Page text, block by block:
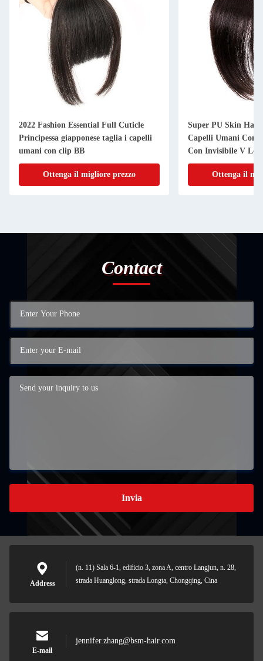
2022 Fashion Essential Full Cuticle
Principessa giapponese taglia i capelli
umani con clip BB
Ottenga il migliore prezzo
Super PU Skin Hair
Capelli Umani Con
Con Invisibile V
Ottenga il
Contact
Invia
Address
(n. 11) Sala 6-1, edificio 3, zona A, centro Langjun, n. 28,
strada Huanglong, strada Longta, Chongqing, Cina
E-mail
jennifer.zhang@bsm-hair.com